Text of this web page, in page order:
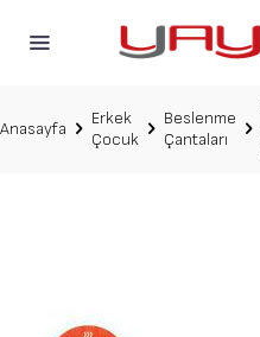
Anasayfa
Erkek
Çocuk
Beslenme
Çantaları